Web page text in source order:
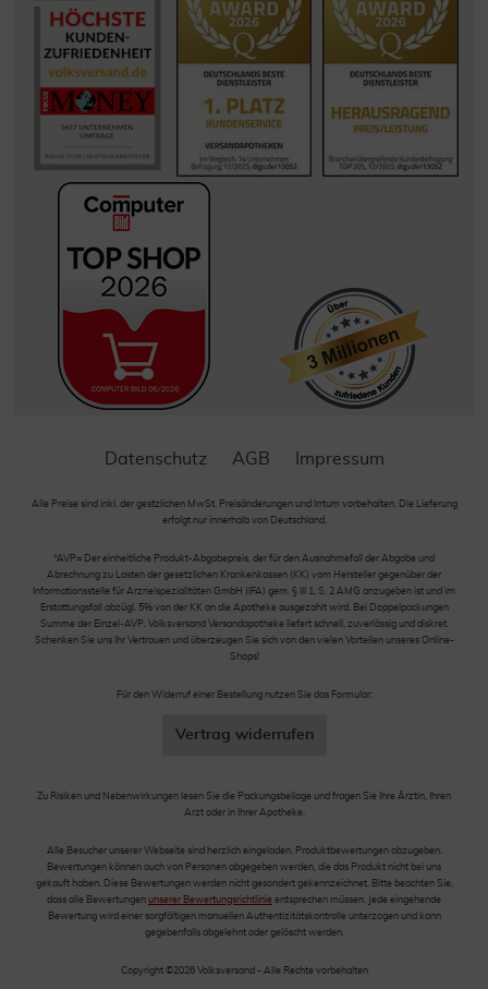
Datenschutz AGB Impressum
Alle Preise sind inkl. der gestzlichen MwSt. Preisänderungen und Irrtum vorbehalten. Die Lieferung
erfolgt nur innerhalb von Deutschland.
*AVP= Der einheitliche Produkt-Abgabepreis, der für den Ausnahmefall der Abgabe und
Abrechnung zu Lasten der gesetzlichen Krankenkassen (KK) vom Hersteller gegenüber der
Informationsstelle für Arzneispezialitäten GmbH (IFA) gem. § III 1, S. 2 AMG anzugeben ist und im
Erstattungsfall abzügl. 5% von der KK an die Apotheke ausgezahlt wird. Bei Doppelpackungen
Summe der Einzel-AVP. Volksversand Versandapotheke liefert schnell, zuverlässig und diskret.
Schenken Sie uns Ihr Vertrauen und überzeugen Sie sich von den vielen Vorteilen unseres Online-
Shops!
Für den Widerruf einer Bestellung nutzen Sie das Formular:
Vertrag widerrufen
Zu Risiken und Nebenwirkungen lesen Sie die Packungsbeilage und fragen Sie Ihre Ärztin, Ihren
Arzt oder in Ihrer Apotheke.
Alle Besucher unserer Webseite sind herzlich eingeladen, Produktbewertungen abzugeben.
Bewertungen können auch von Personen abgegeben werden, die das Produkt nicht bei uns
gekauft haben. Diese Bewertungen werden nicht gesondert gekennzeichnet. Bitte beachten Sie,
dass alle Bewertungen unserer Bewertungsrichtlinie entsprechen müssen. Jede eingehende
Bewertung wird einer sorgfältigen manuellen Authentizitätskontrolle unterzogen und kann
gegebenfalls abgelehnt oder gelöscht werden.
Copyright ©2026 Volksversand - Alle Rechte vorbehalten